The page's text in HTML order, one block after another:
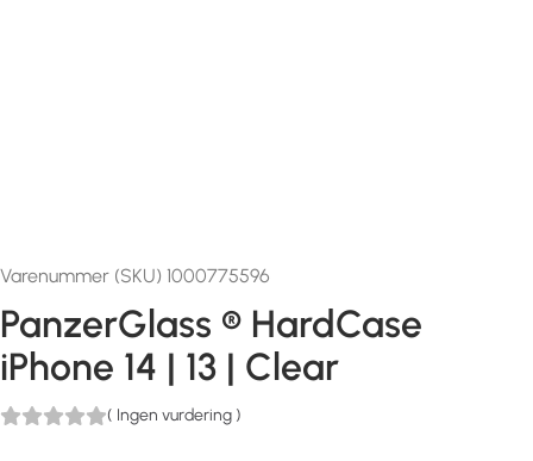
Varenummer (SKU) 1000775596
PanzerGlass ® HardCase
iPhone 14 | 13 | Clear
( Ingen vurdering )